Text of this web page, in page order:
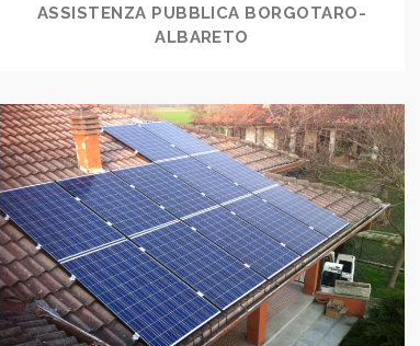
ASSISTENZA PUBBLICA BORGOTARO-
ALBARETO